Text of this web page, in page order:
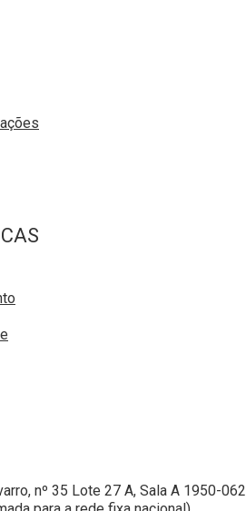
nº 35 Lote 27 A, Sala A 1950-